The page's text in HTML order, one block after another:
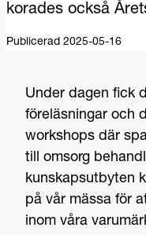
korades också
Publicerad 2025-05-16
Under dagen fick
föreläsningar och
workshops där
till omsorg
kunskapsutbyten
på vår mässa för
inom våra